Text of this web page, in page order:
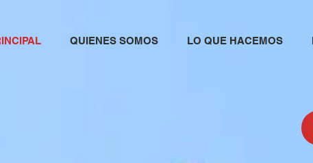
QUIENES SOMOS LO QUE HACEMOS